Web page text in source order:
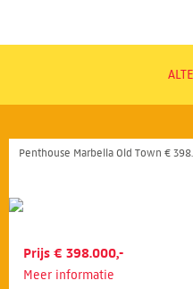
Penthouse Marbella Old Town €
Prijs € 398.000,-
Meer informatie